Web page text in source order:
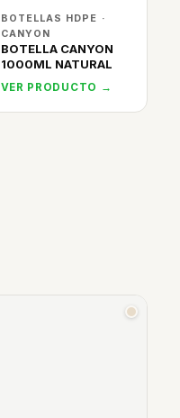
BOTELLAS HDPE ·
CANYON
BOTELLA CANYON
1000ML NATURAL
VER PRODUCTO →